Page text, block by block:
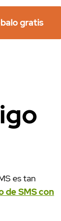
gratis
es tan
de SMS con